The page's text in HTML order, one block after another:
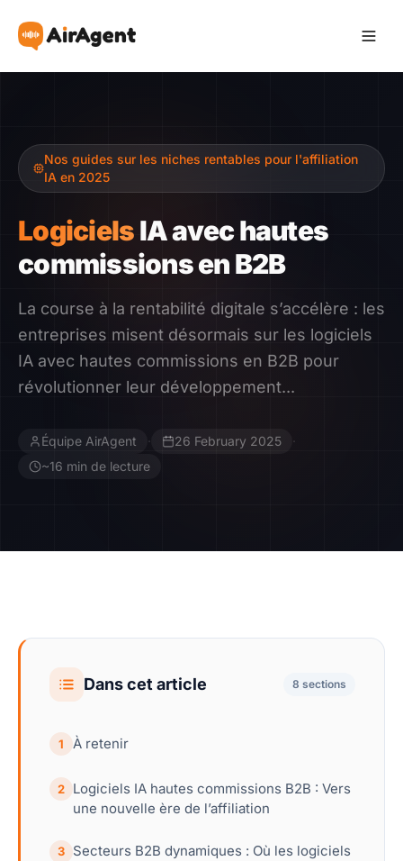
Recommander
Gagner
Ressources
Témoignages
Guide
Contact
Nos guides sur les niches rentables pour l'affiliation
IA en 2025
LogicielsIA avec hautes
commissions en B2B
La course à la rentabilité digitale s’accélère : les
entreprises misent désormais sur les logiciels
IA avec hautes commissions en B2B pour
révolutionner leur développement...
Équipe AirAgent · 26 February 2025
·
~16 min de lecture
Dans cet article 8 sections
1 À retenir
2
Logiciels IA hautes commissions B2B : Vers
une nouvelle ère de l’affiliation
3
Secteurs B2B dynamiques : Où les logiciels